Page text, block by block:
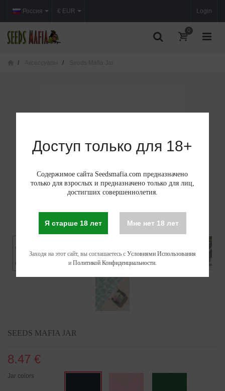
Россия Login
€ EUR
0
SEEDS MAFIA JAR
8.47 €
Jar colors
Доступ только для 18+
Содержимое сайта Seedsmafia.com предназначено
только для взрослых и предназначено только для лиц,
достигших совершеннолетия.
Я старше 18 лет Мне нет 18 лет
Заходя на этот сайт, вы соглашаетесь с Условиями Использования
и Политикой Конфиденциальности.